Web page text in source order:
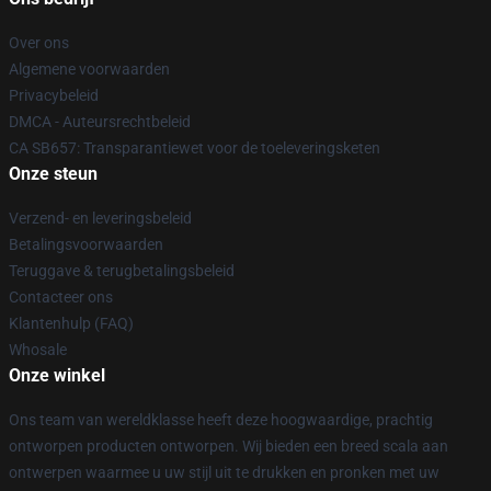
Over ons
Algemene voorwaarden
Privacybeleid
DMCA - Auteursrechtbeleid
CA SB657: Transparantiewet voor de toeleveringsketen
Onze steun
Verzend- en leveringsbeleid
Betalingsvoorwaarden
Teruggave & terugbetalingsbeleid
Contacteer ons
Klantenhulp (FAQ)
Whosale
Onze winkel
Ons team van wereldklasse heeft deze hoogwaardige, prachtig
ontworpen producten ontworpen. Wij bieden een breed scala aan
ontwerpen waarmee u uw stijl uit te drukken en pronken met uw